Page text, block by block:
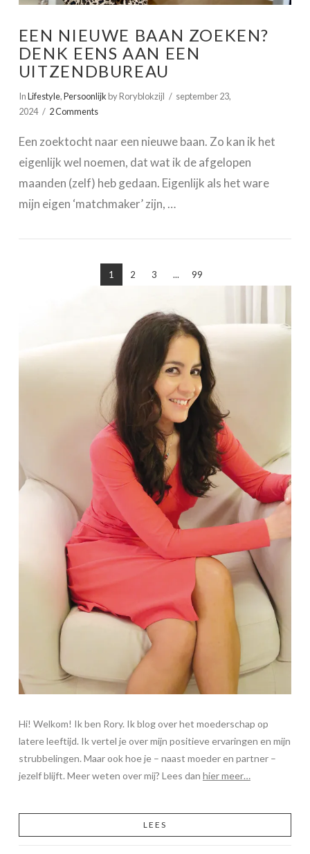
VIEW POST
EEN NIEUWE BAAN ZOEKEN?
DENK EENS AAN EEN
UITZENDBUREAU
InLifestyle,Persoonlijk by Roryblokzijl
september 23,
2024
2 Comments
Een zoektocht naar een nieuwe baan. Zo kan ik het
eigenlijk wel noemen, dat wat ik de afgelopen
maanden (zelf) heb gedaan. Eigenlijk als het ware
mijn eigen ‘matchmaker’ zijn, …
1 2 3 ... 99
Hi! Welkom! Ik ben Rory. Ik blog over het moederschap op
latere leeftijd. Ik vertel je over mijn positieve ervaringen en mijn
strubbelingen. Maar ook hoe je – naast moeder en partner –
jezelf blijft. Meer weten over mij? Lees dan hier meer…
LEES